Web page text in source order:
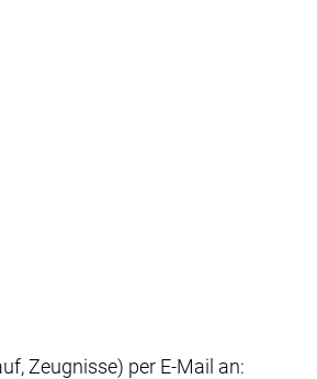
Zeugnisse) per E-Mail an: